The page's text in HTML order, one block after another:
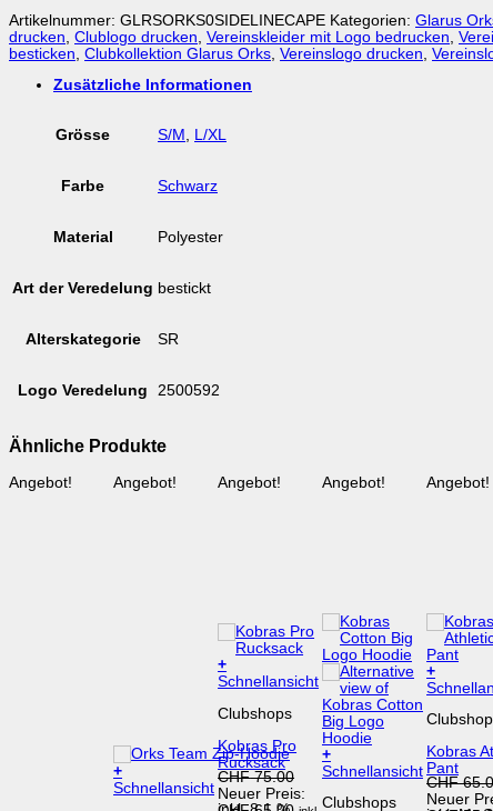
Menge
Artikelnummer: GLRSORKS0SIDELINECAPE Kategorien: Glarus
drucken Clublogo drucken Vereinskleider mit Logo bedrucken
besticken Clubkollektion Glarus Orks Vereinslogo drucken
Zusätzliche Informationen
Grösse S/M , L/XL
Farbe Schwarz
Material Polyester
Art der Veredelung bestickt
Alterskategorie SR
Logo Veredelung 2500592
Ähnliche Produkte
Angebot! Angebot!
+
Dieses
Schnellansicht
Angebot!
+
Schnellansicht
Clubshops
Kobras Pro
Rucksack
CHF75.00Ursprünglicher
Preis
Neuer Preis:
Angebot!
+
Dieses
weist
Schnellansicht
Clubshops
Angebot!
+
Dieses
weist
Varianten
auf.
Die
Optionen
Kobras
Pant
CHF
Neuer